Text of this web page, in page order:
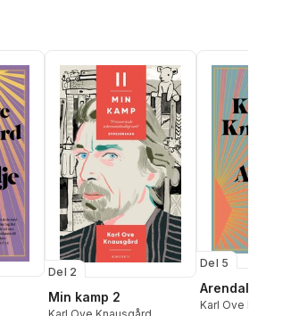
Del 2
Min kamp 2
Del 5
Arendal
Karl Ove